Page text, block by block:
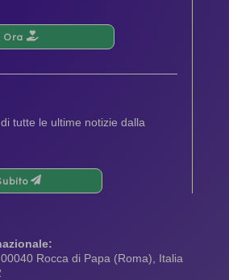
Ora
tutte le ultime notizie dalla
Rocca di Papa (Roma), Italia